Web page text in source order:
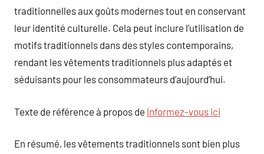
traditionnelles aux goûts modernes tout en conservant
leur identité culturelle. Cela peut inclure l’utilisation de
motifs traditionnels dans des styles contemporains,
rendant les vêtements traditionnels plus adaptés et
séduisants pour les consommateurs d’aujourd’hui.
Texte de référence à propos de Informez-vous ici
En résumé, les vêtements traditionnels sont bien plus